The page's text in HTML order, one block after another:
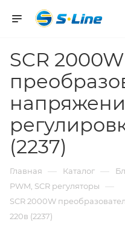
SCR 2000W
(2237)
Главная — Каталог —
PWM, SCR регуляторы —
SCR 2000W
220в (2237)